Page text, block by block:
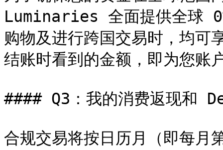
Luminaries 全面提供全球
购物及进行跨国交易时，均可
结账时看到的金额，即为您账
#### Q3：我的消费返现和
合规交易将按日历月（即每月